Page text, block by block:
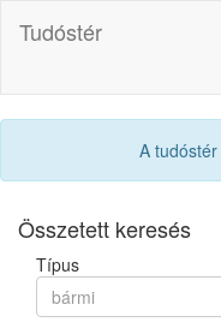
Tudóstér
A tudóstér
Összetett keresés
Típus
bármi